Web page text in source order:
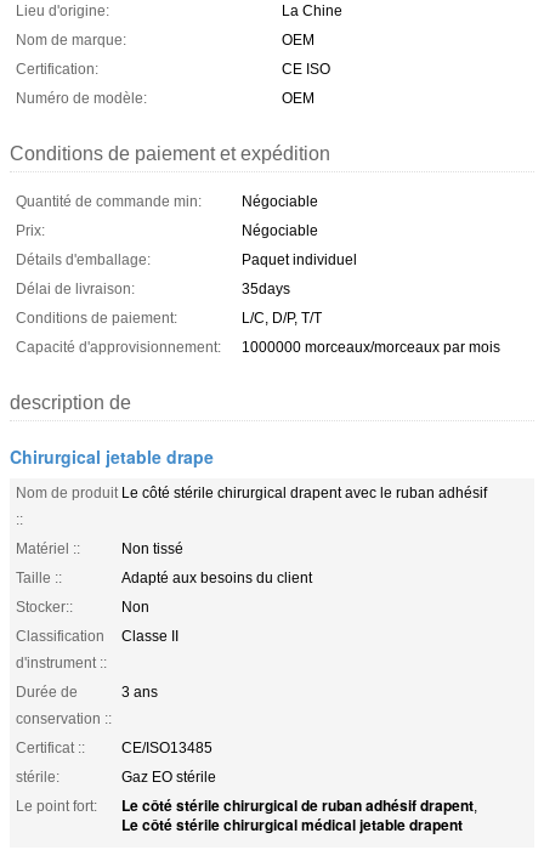
Lieu d'origine:
La Chine
Nom de marque:
OEM
Certification:
CE ISO
Numéro de modèle:
OEM
Conditions de paiement et expédition
Quantité de commande min:
Négociable
Prix:
Négociable
Détails d'emballage:
Paquet individuel
Délai de livraison:
35days
Conditions de paiement:
L/C, D/P, T/T
Capacité d'approvisionnement:
1000000 morceaux/morceaux par mois
description de
Chirurgical jetable drape
Nom de produit
::
Le côté stérile chirurgical drapent avec le ruban adhésif
Matériel ::
Non tissé
Taille ::
Adapté aux besoins du client
Stocker::
Non
Classification
d'instrument ::
Classe II
Durée de
conservation ::
3 ans
Certificat ::
CE/ISO13485
stérile:
Gaz EO stérile
Le point fort:
Le côté stérile chirurgical de ruban adhésif drapent,
Le côté stérile chirurgical médical jetable drapent